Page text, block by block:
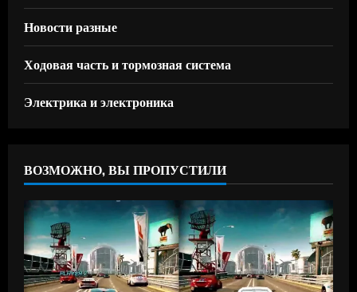
Новости разные
Ходовая часть и тормозная система
Электрика и электроника
ВОЗМОЖНО, ВЫ ПРОПУСТИЛИ